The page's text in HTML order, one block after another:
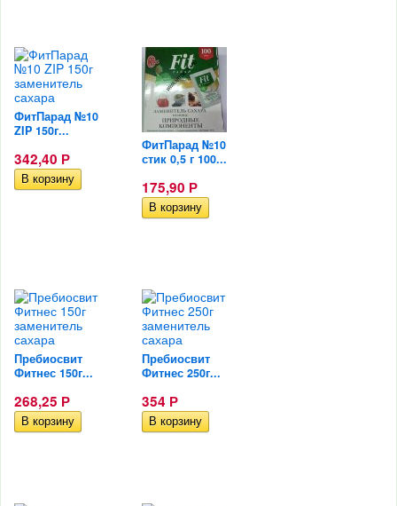
ФитПарад №10
ZIP 150г...
342,40 Р
ФитПарад №10
стик 0,5 г 100...
175,90 Р
Пребиосвит
Фитнес 150г...
268,25 Р
Пребиосвит
Фитнес 250г...
354 Р